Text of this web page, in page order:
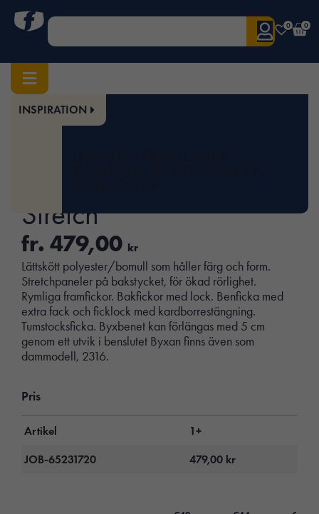
0 0
INSPIRATION
Hem/Herr/Underdelar
Stretch
fr. 479,00 kr
Lättskött polyester/bomull som håller färg och form.
Stretchpaneler på bakstycket, för ökad rörlighet.
Rymliga framfickor. Bakfickor med lock. Benficka med
extra fack och ficklock med kardborrestängning.
Tumstocksficka. Byxbenet kan förlängas med 5 cm
genom ett utvik i benslutet Byxan finns även som
dammodell, 2316.
Pris
Artikel
1+
JOB-65231720
479,00 kr